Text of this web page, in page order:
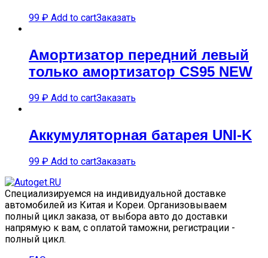
99 ₽ Add to cartЗаказать
Амортизатор передний левый
только амортизатор CS95 NEW
99 ₽ Add to cartЗаказать
Аккумуляторная батарея UNI-K
99 ₽ Add to cartЗаказать
Специализируемся на индивидуальной доставке
автомобилей из Китая и Кореи. Организовываем
полный цикл заказа, от выбора авто до доставки
напрямую к вам, с оплатой таможни, регистрации -
полный цикл.